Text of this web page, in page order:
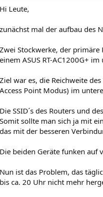
Hi Leute,
zunächst mal der aufbau des
Zwei Stockwerke, der
einem ASUS RT-AC1200G+
Ziel war es, die Reichweite
Access Point Modus) im
Die SSID´s des Routers und
Somit sollte man sich ja mit
das mit der besseren
Die beiden Geräte funken auf
Nun ist das Problem, das
bis ca. 20 Uhr nicht mehr